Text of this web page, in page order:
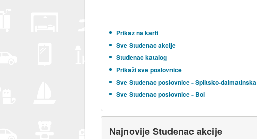
Prikaz na karti
Sve Studenac akcije
Studenac katalog
Prikaži sve poslovnice
Sve Studenac poslovnice - Splitsko-dalmatinska
Sve Studenac poslovnice - Bol
Najnovije Studenac akcije